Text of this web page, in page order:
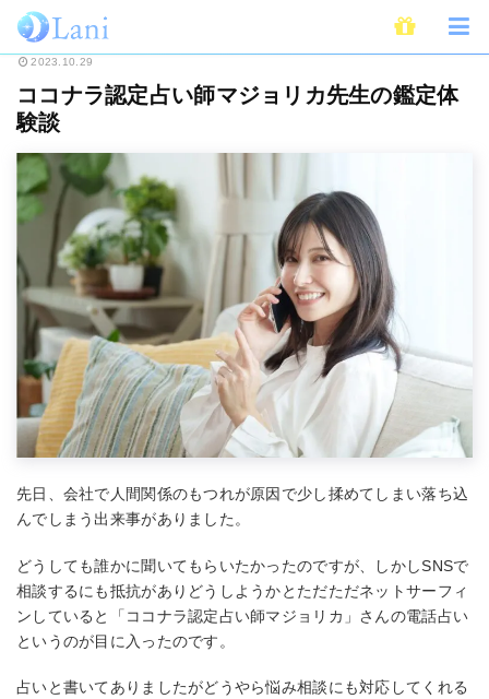
ホーム 占い ココナラ認定占い師マジョリカ先生の鑑定体
2023.10.29
ココナラ認定占い師マジョリカ先生の鑑定体
験談
先日、会社で人間関係のもつれが原因で少し揉めてしまい落ち込
んでしまう出来事がありました。
どうしても誰かに聞いてもらいたかったのですが、しかしSNSで
相談するにも抵抗がありどうしようかとただただネットサーフィ
ンしていると「ココナラ認定占い師マジョリカ」さんの電話占い
というのが目に入ったのです。
占いと書いてありましたがどうやら悩み相談にも対応してくれる